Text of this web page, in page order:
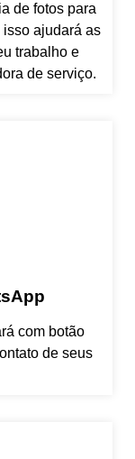
de fotos para
ajudará as
trabalho e
de serviço.
com botão
de seus